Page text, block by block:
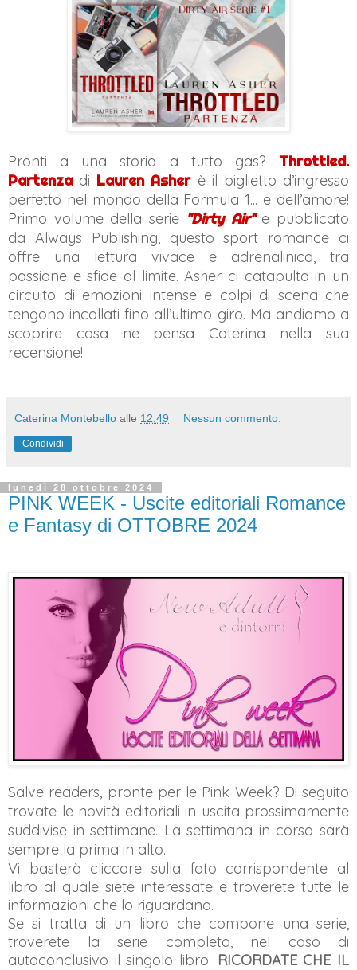
Pronti a una storia a tutto gas? Throttled.
Partenzadi Lauren Asherè il biglietto d’ingresso
perfetto nel mondo della Formula 1... e dell’amore!
Primo volume della serie "Dirty Air" e pubblicato
da Always Publishing, questo sport romance ci
offre una lettura vivace e adrenalinica, tra
passione e sfide al limite. Asher ci catapulta in un
circuito di emozioni intense e colpi di scena che
tengono incollati fino all’ultimo giro. Ma andiamo a
scoprire cosa ne pensa Caterina nella sua
recensione!
Caterina Montebello alle 12:49 Nessun commento:
Condividi
lunedì 28 ottobre 2024
PINK WEEK - Uscite editoriali Romance
e Fantasy di OTTOBRE 2024
Salve readers, pronte per le Pink Week? Di seguito
trovate le novità editoriali in uscita prossimamente
suddivise in settimane. La settimana in corso sarà
sempre la prima in alto.
Vi basterà cliccare sulla foto corrispondente al
libro al quale siete interessate e troverete tutte le
informazioni che lo riguardano.
Se si tratta di un libro che compone una serie,
troverete la serie completa, nel caso di
autoconclusivo il singolo libro. RICORDATE CHE IL